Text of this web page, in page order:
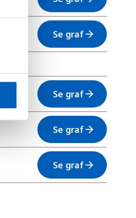
Se grafarrow_forward
Se grafarrow_forward
Se grafarrow_forward
Se grafarrow_forward